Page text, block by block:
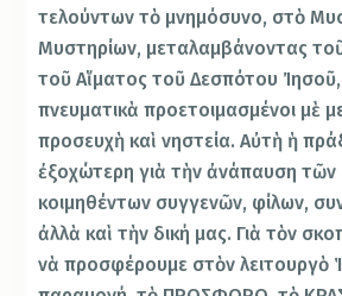
τελούντων τὸ μνημόσυνο, στὸ
Μυστηρίων, μεταλαμβάνοντας
τοῦ Αἵματος τοῦ Δεσπότου Ἰησοῦ,
πνευματικὰ προετοιμασμένοι μὲ
προσευχὴ καὶ νηστεία. Αὐτὴ ἡ
ἐξοχώτερη γιὰ τὴν ἀνάπαυση
κοιμηθέντων συγγενῶν, φίλων,
ἀλλὰ καὶ τὴν δική μας. Γιὰ τὸν
νὰ προσφέρουμε στὸν λειτουργὸ